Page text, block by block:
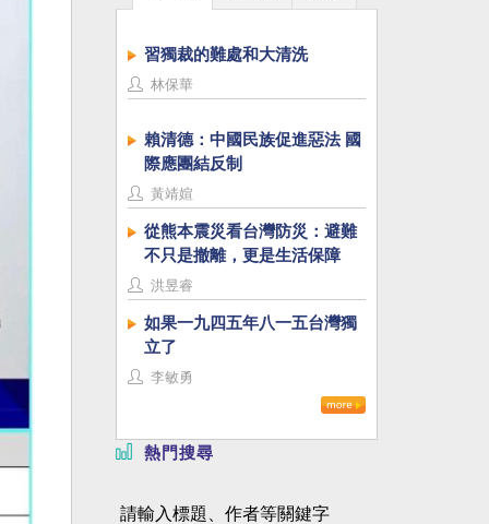
習獨裁的難處和大清洗
林保華
賴清德：中國民族促進惡法 國
際應團結反制
黃靖媗
從熊本震災看台灣防災：避難
不只是撤離，更是生活保障
洪昱睿
如果一九四五年八一五台灣獨
立了
李敏勇
熱門搜尋
請輸入標題、作者等關鍵字